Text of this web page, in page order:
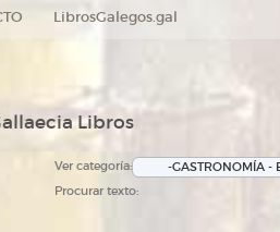
LibrosGalegos.gal
Libros
Ver categoría:
Procurar texto: